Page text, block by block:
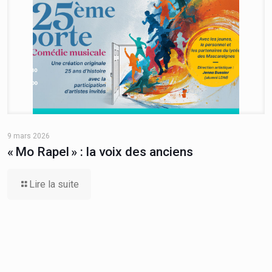
9 mars 2026
« Mo Rapel » : la voix des anciens
Lire la suite